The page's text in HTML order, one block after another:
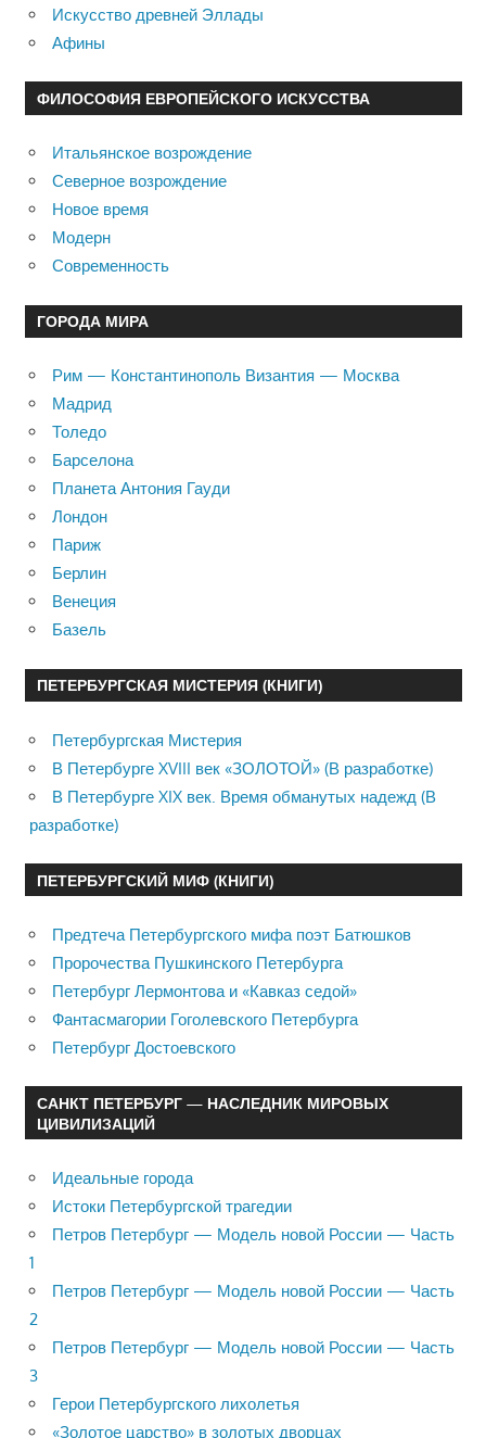
Искусство древней Эллады
Афины
ФИЛОСОФИЯ ЕВРОПЕЙСКОГО ИСКУССТВА
Итальянское возрождение
Северное возрождение
Новое время
Модерн
Современность
ГОРОДА МИРА
Рим — Константинополь Византия — Москва
Мадрид
Толедо
Барселона
Планета Антония Гауди
Лондон
Париж
Берлин
Венеция
Базель
ПЕТЕРБУРГСКАЯ МИСТЕРИЯ (КНИГИ)
Петербургская Мистерия
В Петербурге XVIII век «ЗОЛОТОЙ» (В разработке)
В Петербурге XIX век. Время обманутых надежд (В
разработке)
ПЕТЕРБУРГСКИЙ МИФ (КНИГИ)
Предтеча Петербургского мифа поэт Батюшков
Пророчества Пушкинского Петербурга
Петербург Лермонтова и «Кавказ седой»
Фантасмагории Гоголевского Петербурга
Петербург Достоевского
САНКТ ПЕТЕРБУРГ — НАСЛЕДНИК МИРОВЫХ
ЦИВИЛИЗАЦИЙ
Идеальные города
Истоки Петербургской трагедии
Петров Петербург — Модель новой России — Часть
1
Петров Петербург — Модель новой России — Часть
2
Петров Петербург — Модель новой России — Часть
3
Герои Петербургского лихолетья
«Золотое царство» в золотых дворцах